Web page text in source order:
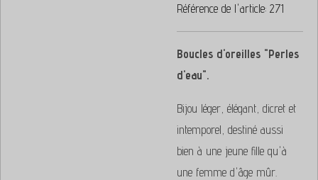
Référence de l'article: 271
Boucles d'oreilles "Perles
d'eau".
Bijou léger, élégant, dicret et
intemporel, destiné aussi
bien à une jeune fille qu'à
une femme d'âge mûr.